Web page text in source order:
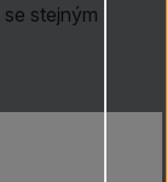
se stejným